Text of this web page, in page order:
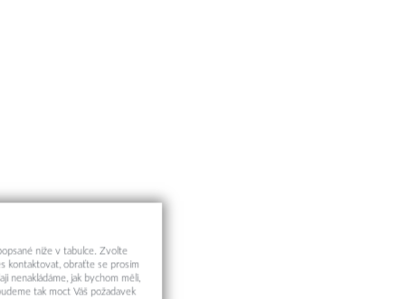
níže v tabulce. Zvolte
kontaktovat, obraťte se prosím
nenakládáme, jak bychom měli,
tak moct Váš požadavek